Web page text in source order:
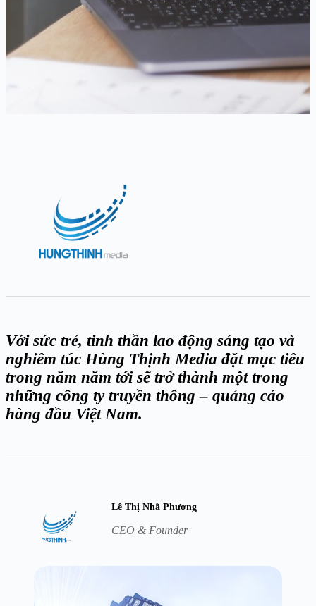
Với sức trẻ, tinh thần lao động sáng tạo và
nghiêm túc Hùng Thịnh Media đặt mục tiêu
trong năm năm tới sẽ trở thành một trong
những công ty truyền thông – quảng cáo
hàng đầu Việt Nam.
Lê Thị Nhã Phương
CEO & Founder